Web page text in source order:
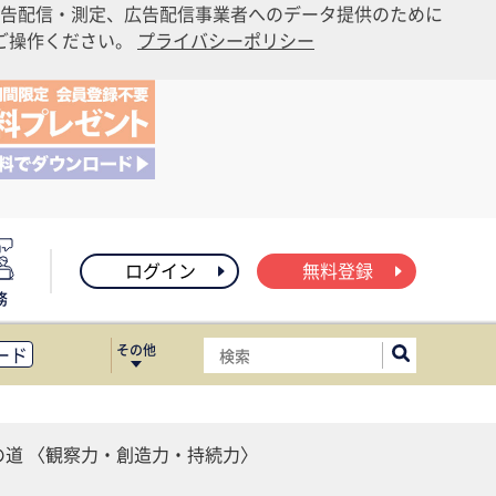
配信・測定、広告配信事業者へのデータ提供のために
作ください。 プライバシーポリシー
ログイン 無料登録
ド
ス移転
その他
〈観察力・創造力・持続力〉